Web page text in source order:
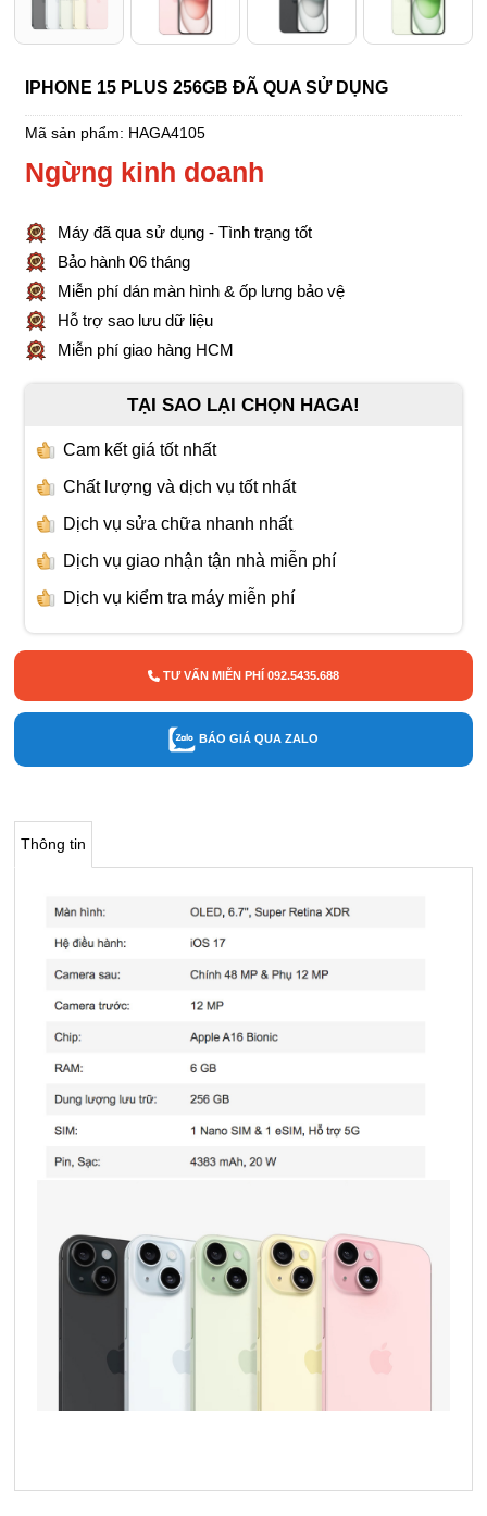
IPHONE 15 PLUS 256GB ĐÃ QUA SỬ DỤNG
Mã sản phẩm: HAGA4105
Ngừng kinh doanh
Máy đã qua sử dụng - Tình trạng tốt
Bảo hành 06 tháng
Miễn phí dán màn hình & ốp lưng bảo vệ
Hỗ trợ sao lưu dữ liệu
Miễn phí giao hàng HCM
TẠI SAO LẠI CHỌN HAGA!
Cam kết giá tốt nhất
Chất lượng và dịch vụ tốt nhất
Dịch vụ sửa chữa nhanh nhất
Dịch vụ giao nhận tận nhà miễn phí
Dịch vụ kiểm tra máy miễn phí
TƯ VẤN MIỄN PHÍ 092.5435.688
BÁO GIÁ QUA ZALO
Thông tin